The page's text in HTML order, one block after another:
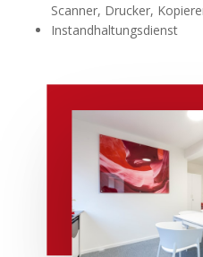
Scanner, Drucker,
Instandhaltungsdienst